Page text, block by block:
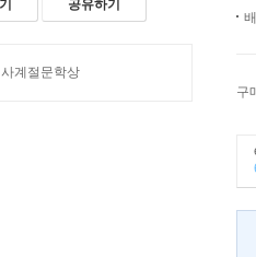
공유하기
사계절문학상
구